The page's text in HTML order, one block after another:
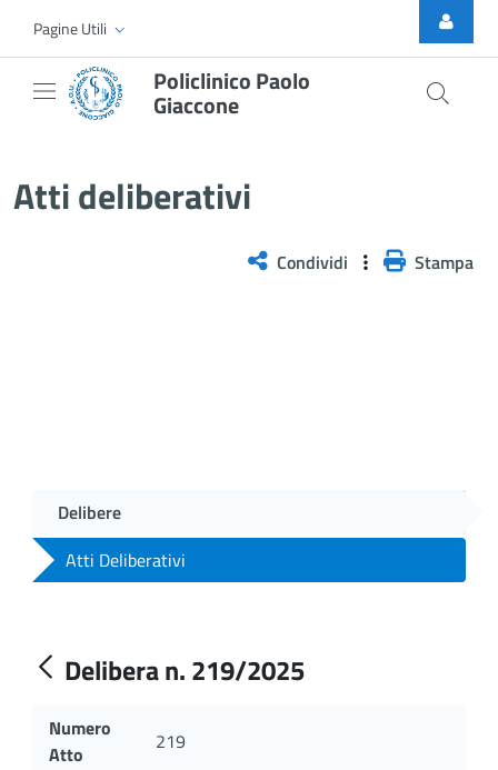
Skip to Main Content
Pagine Utili
Policlinico Paolo
Giaccone
Atti deliberativi
Condividi Stampa
Delibere
Atti Deliberativi
Delibera n. 219/2025
Numero
Atto
219